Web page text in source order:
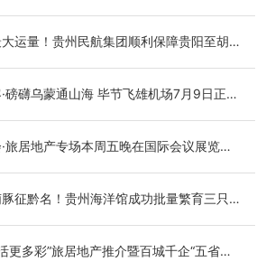
运量！贵州民航集团顺利保障贵阳至胡
磅礴乌蒙通山海 毕节飞雄机场7月9日正式
旅居地产专场本周五晚在国际会议展览中
征黔名！贵州海洋馆成功批量繁育三只
更多彩”旅居地产推介暨百城千企“五省